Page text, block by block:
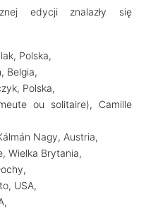
edycji znalazły się
Polska,
Belgia,
Polska,
ou solitaire), Camille
Nagy, Austria,
Wielka Brytania,
USA,